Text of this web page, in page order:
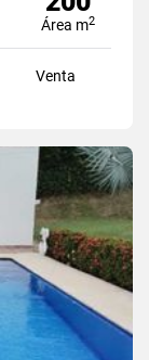
Área m2
Venta